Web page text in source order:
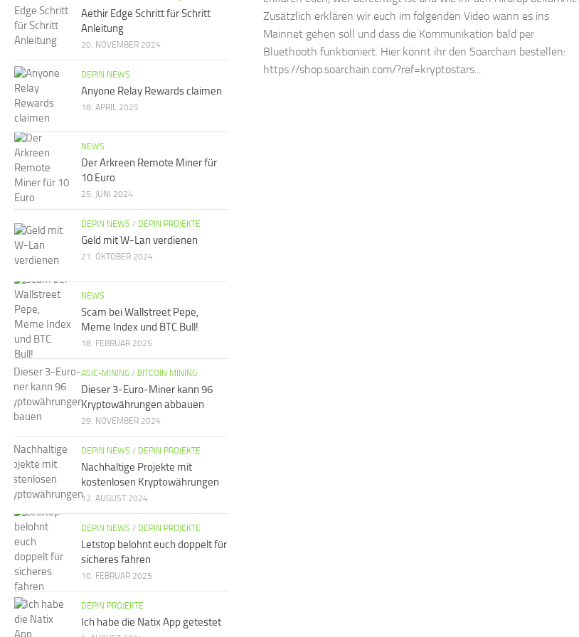
Zusätzlich erklären wir euch im folgenden Video wann es ins
Mainnet gehen soll und dass die Kommunikation bald per
Bluethooth funktioniert. Hier könnt ihr den Soarchain bestellen:
https://shop.soarchain.com/?ref=kryptostars...
Aethir Edge Schritt für Schritt
Anleitung
20. NOVEMBER 2024
DEPIN NEWS
Anyone Relay Rewards claimen
18. APRIL 2025
NEWS
Der Arkreen Remote Miner für
10 Euro
25. JUNI 2024
DEPIN NEWS / DEPIN PROJEKTE
Geld mit W-Lan verdienen
21. OKTOBER 2024
NEWS
Scam bei Wallstreet Pepe,
Meme Index und BTC Bull!
18. FEBRUAR 2025
ASIC-MINING / BITCOIN MINING
Dieser 3-Euro-Miner kann 96
Kryptowährungen abbauen
29. NOVEMBER 2024
DEPIN NEWS / DEPIN PROJEKTE
Nachhaltige Projekte mit
kostenlosen Kryptowährungen
12. AUGUST 2024
DEPIN NEWS / DEPIN PROJEKTE
Letstop belohnt euch doppelt für
sicheres fahren
10. FEBRUAR 2025
DEPIN PROJEKTE
Ich habe die Natix App getestet